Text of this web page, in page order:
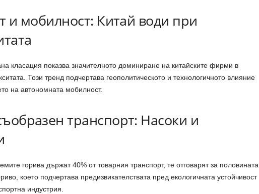
и мобилност: Китай води при
класация показва значителното доминиране на китайските фирми в
Този тренд подчертава геополитическото и технологичното влияние
на автономната мобилност.
транспорт: Насоки и
горива държат 40% от товарния транспорт, те отговарят за половината
което подчертава предизвикателствата пред екологичната устойчивост
индустрия.